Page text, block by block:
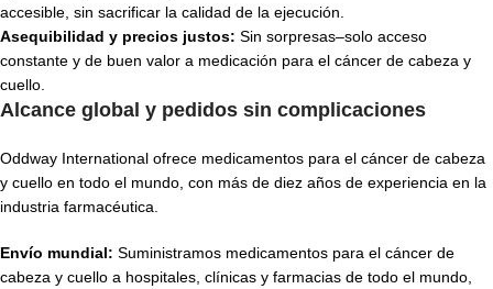
accesible, sin sacrificar la calidad de la ejecución.
Asequibilidad y precios justos: Sin sorpresas–solo acceso
constante y de buen valor a medicación para el cáncer de cabeza y
cuello.
Alcance global y pedidos sin complicaciones
Oddway International ofrece medicamentos para el cáncer de cabeza
y cuello en todo el mundo, con más de diez años de experiencia en la
industria farmacéutica.
Envío mundial: Suministramos medicamentos para el cáncer de
cabeza y cuello a hospitales, clínicas y farmacias de todo el mundo,